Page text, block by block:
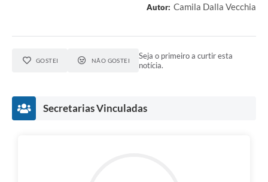
Autor: Camila Dalla Vecchia
GOSTEI NÃO GOSTEI
Seja o primeiro a curtir esta
notícia.
Secretarias Vinculadas